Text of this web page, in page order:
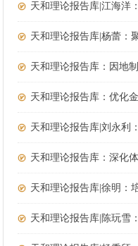
天和理论报告库|江海洋
天和理论报告库|杨蕾：
天和理论报告库：因地
天和理论报告库：优化
天和理论报告库|刘永利
天和理论报告库：深化
天和理论报告库|徐明：
天和理论报告库|陈玩雪